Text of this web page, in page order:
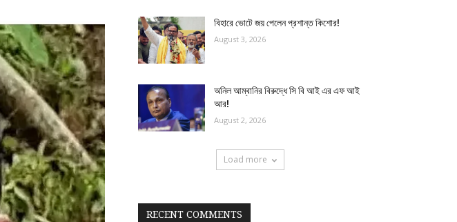
বিহারে ভোটে জয় পেলেন প্রশান্ত কিশোর!
August 3, 2026
অনিল আম্বানির বিরুদ্ধে সি বি আই এর এফ আই
আর!
August 2, 2026
Load more
RECENT COMMENTS